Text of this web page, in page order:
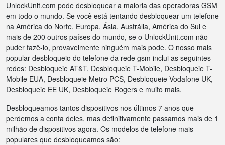
UnlockUnit.com pode desbloquear a maioria das operadoras GSM
em todo o mundo. Se você está tentando desbloquear um telefone
na América do Norte, Europa, Ásia, Austrália, América do Sul e
mais de 200 outros países do mundo, se o UnlockUnit.com não
puder fazê-lo, provavelmente ninguém mais pode. O nosso mais
popular desbloqueio do telefone da rede gsm inclui as seguintes
redes: Desbloqueie AT&T, Desbloqueie T-Mobile, Desbloqueie T-
Mobile EUA, Desbloqueie Metro PCS, Desbloqueie Vodafone UK,
Desbloqueie EE UK, Desbloqueie Rogers e muito mais.
Desbloqueamos tantos dispositivos nos últimos 7 anos que
perdemos a conta deles, mas definitivamente passamos mais de 1
milhão de dispositivos agora. Os modelos de telefone mais
populares que desbloqueamos são: